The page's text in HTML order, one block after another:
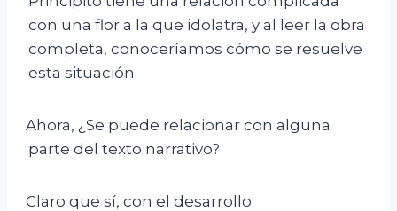
con una flor a la que idolatra, y al leer la obra
completa, conoceríamos cómo se resuelve
esta situación.
Ahora, ¿Se puede relacionar con alguna
parte del texto narrativo?
Claro que sí, con el desarrollo.